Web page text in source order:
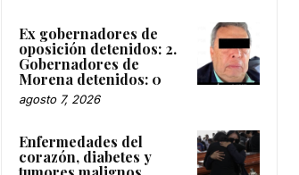
Ex gobernadores de
oposición detenidos: 2.
Gobernadores de
Morena detenidos: 0
agosto 7, 2026
Enfermedades del
corazón, diabetes y